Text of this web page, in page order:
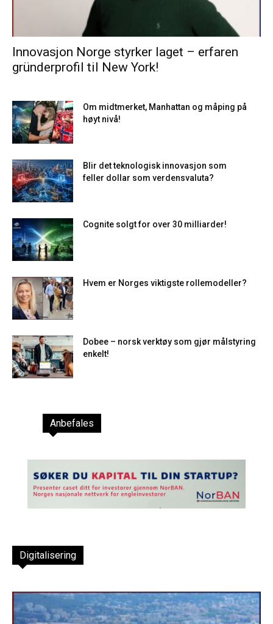
Innovasjon Norge styrker laget – erfaren
gründerprofil til New York!
Om midtmerket, Manhattan og måping på
høyt nivå!
Blir det teknologisk innovasjon som
feller dollar som verdensvaluta?
Cognite solgt for over 30 milliarder!
Hvem er Norges viktigste rollemodeller?
Dobee – norsk verktøy som gjør målstyring
enkelt!
Anbefales
Digitalisering